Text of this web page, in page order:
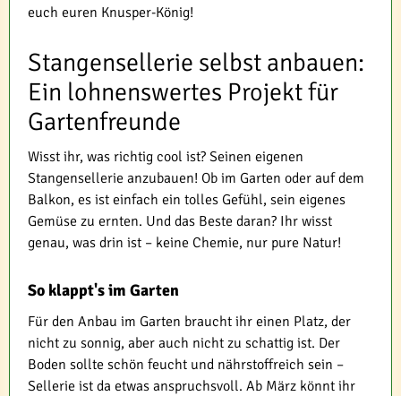
euch euren Knusper-König!
Stangensellerie selbst anbauen:
Ein lohnenswertes Projekt für
Gartenfreunde
Wisst ihr, was richtig cool ist? Seinen eigenen
Stangensellerie anzubauen! Ob im Garten oder auf dem
Balkon, es ist einfach ein tolles Gefühl, sein eigenes
Gemüse zu ernten. Und das Beste daran? Ihr wisst
genau, was drin ist – keine Chemie, nur pure Natur!
So klappt's im Garten
Für den Anbau im Garten braucht ihr einen Platz, der
nicht zu sonnig, aber auch nicht zu schattig ist. Der
Boden sollte schön feucht und nährstoffreich sein –
Sellerie ist da etwas anspruchsvoll. Ab März könnt ihr